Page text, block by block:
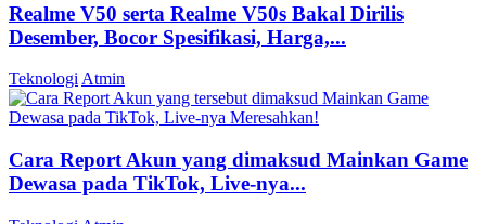
Realme V50 serta Realme V50s Bakal Dirilis
Desember, Bocor Spesifikasi, Harga,...
Teknologi Atmin
Cara Report Akun yang dimaksud Mainkan Game
Dewasa pada TikTok, Live-nya...